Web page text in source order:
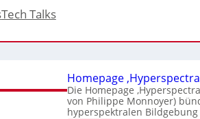
Tech Talks
Homepage
Die Homepage
von Philippe Monnoyer)
hyperspektralen